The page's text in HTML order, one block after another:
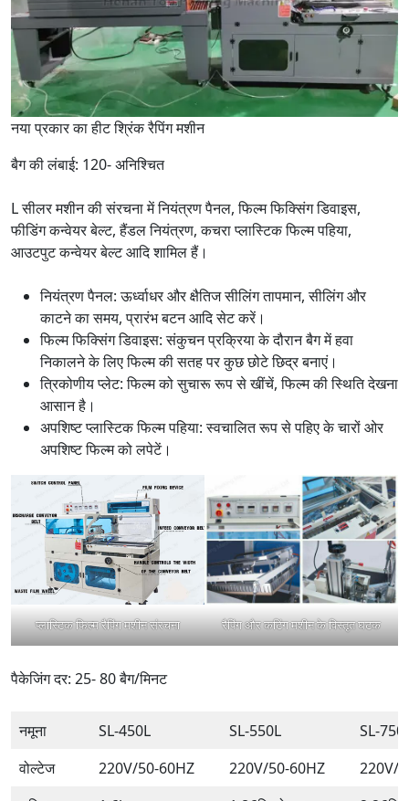
नया प्रकार का हीट श्रिंक रैपिंग मशीन
बैग की लंबाई: 120- अनिश्चित
L सीलर मशीन की संरचना में नियंत्रण पैनल, फिल्म फिक्सिंग डिवाइस,
फीडिंग कन्वेयर बेल्ट, हैंडल नियंत्रण, कचरा प्लास्टिक फिल्म पहिया,
आउटपुट कन्वेयर बेल्ट आदि शामिल हैं।
नियंत्रण पैनल: ऊर्ध्वाधर और क्षैतिज सीलिंग तापमान, सीलिंग और
काटने का समय, प्रारंभ बटन आदि सेट करें।
फिल्म फिक्सिंग डिवाइस: संकुचन प्रक्रिया के दौरान बैग में हवा
निकालने के लिए फिल्म की सतह पर कुछ छोटे छिद्र बनाएं।
त्रिकोणीय प्लेट: फिल्म को सुचारू रूप से खींचें, फिल्म की स्थिति देखना
आसान है।
अपशिष्ट प्लास्टिक फिल्म पहिया: स्वचालित रूप से पहिए के चारों ओर
अपशिष्ट फिल्म को लपेटें।
प्लास्टिक फिल्म रैपिंग मशीन संरचना रैपिंग और कटिंग मशीन के विस्तृत घटक
पैकेजिंग दर: 25- 80 बैग/मिनट
नमूना SL-450L SL-550L
SL-
वोल्टेज
220V/50-60HZ 220V/50-60HZ
220V/